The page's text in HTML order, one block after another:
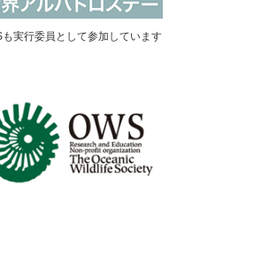
も実行委員として参加しています